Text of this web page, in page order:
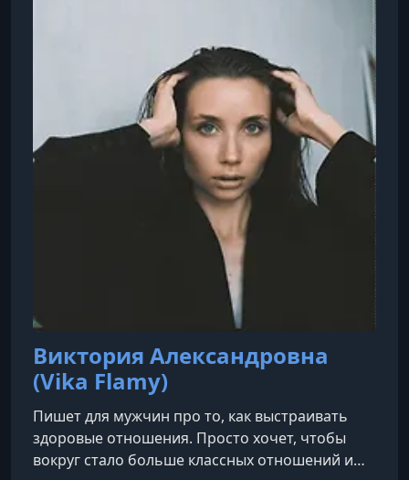
Виктория Александровна
(Vika Flamy)
Пишет для мужчин про то, как выстраивать
здоровые отношения. Просто хочет, чтобы
вокруг стало больше классных отношений и